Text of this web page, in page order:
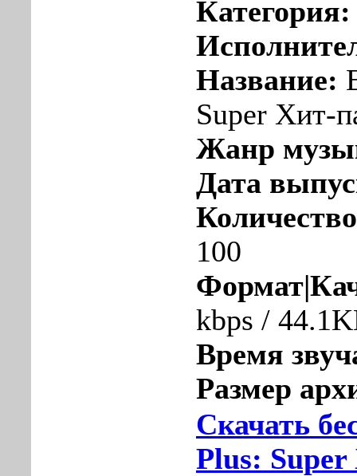
Название:
Super Хит-
Жанр
Дата
100
kbps /
Время
Размер
Скачать
Plus: Super